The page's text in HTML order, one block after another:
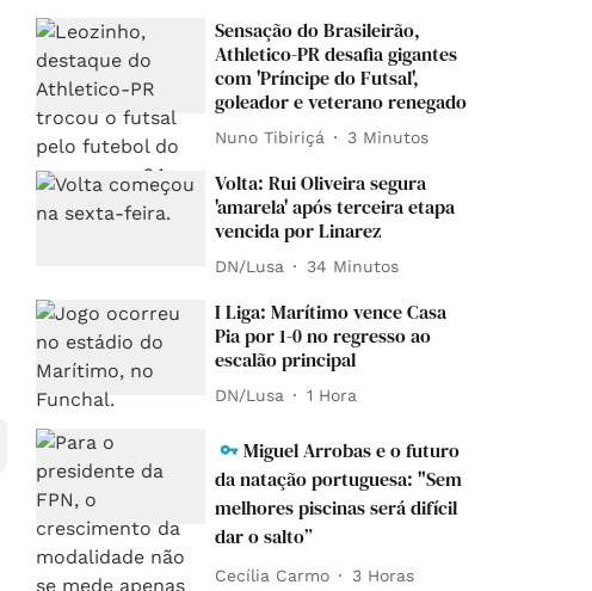
Sensação do Brasileirão,
Athletico-PR desafia gigantes
com 'Príncipe do Futsal',
goleador e veterano renegado
Nuno Tibiriçá 3 Minutos
Volta: Rui Oliveira segura
'amarela' após terceira etapa
vencida por Linarez
DN/Lusa 34 Minutos
I Liga: Marítimo vence Casa
Pia por 1-0 no regresso ao
escalão principal
DN/Lusa 1 Hora
Miguel Arrobas e o futuro
da natação portuguesa: "Sem
melhores piscinas será difícil
dar o salto”
Cecília Carmo 3 Horas